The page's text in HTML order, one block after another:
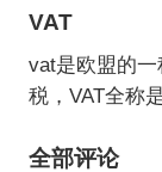
VAT
vat是欧盟的
税，VAT全称
家关注，为了
全部评论